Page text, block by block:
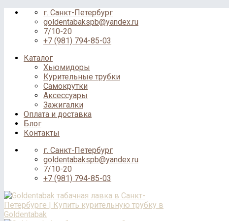
Skip
г. Санкт-Петербург
goldentabakspb@yandex.ru
7/10-20
+7 (981) 794-85-03
Каталог
Хьюмидоры
Курительные трубки
Самокрутки
Аксессуары
Зажигалки
Оплата и доставка
Блог
Контакты
г. Санкт-Петербург
goldentabakspb@yandex.ru
7/10-20
+7 (981) 794-85-03